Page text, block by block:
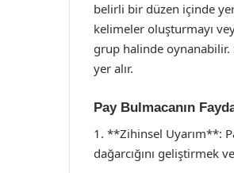
belirli bir düzen içinde
kelimeler oluşturmayı
grup halinde oynanabilir.
yer alır.
Pay Bulmacanın
1. **Zihinsel Uyarım**:
dağarcığını geliştirmek